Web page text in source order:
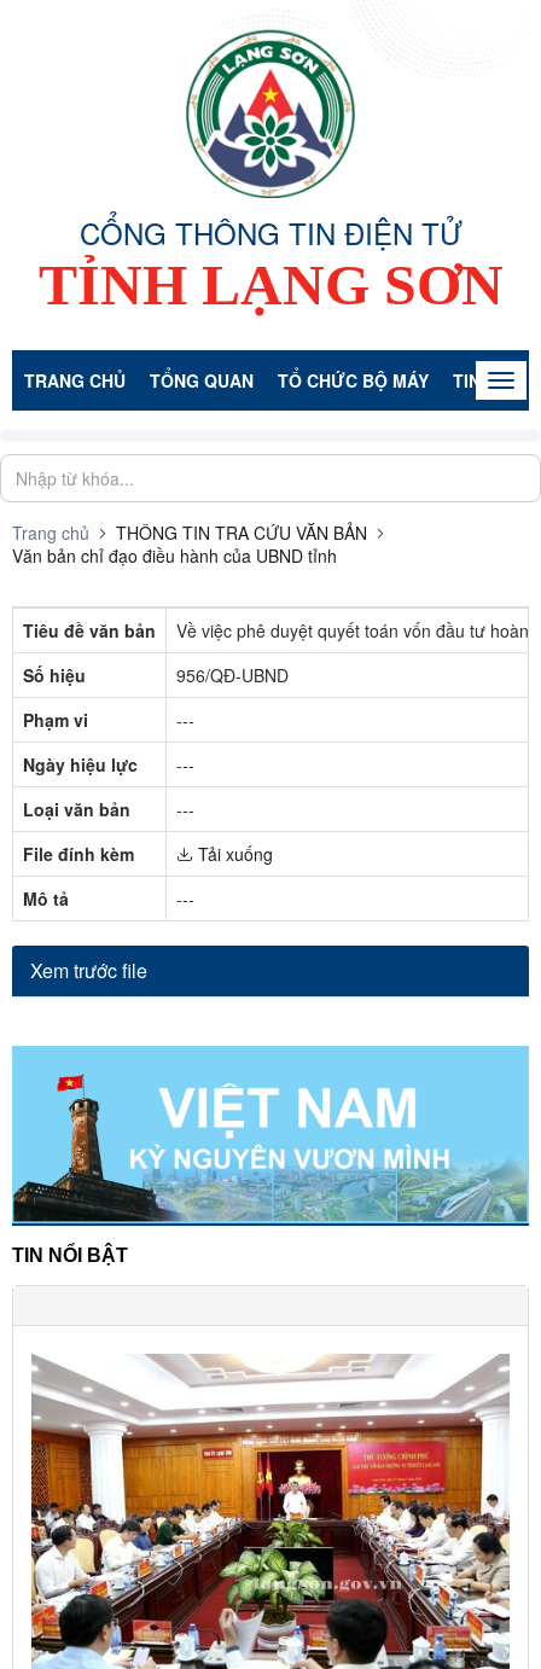
CỔNG THÔNG TIN ĐIỆN TỬ
TỈNH LẠNG SƠN
TRANG CHỦ TỔNG QUAN TỔ CHỨC BỘ MÁY TIN TỨC -
Trang chủ
THÔNG TIN TRA CỨU VĂN BẢN
Văn bản chỉ đạo điều hành của UBND tỉnh
Tiêu đề văn bản
Về việc phê duyệt quyết toán vốn đầu tư
Số hiệu
956/QĐ-UBND
Phạm vi
---
Ngày hiệu lực
---
Loại văn bản
---
File đính kèm
Tải xuống
Mô tả
---
Xem trước file
TIN NỔI BẬT